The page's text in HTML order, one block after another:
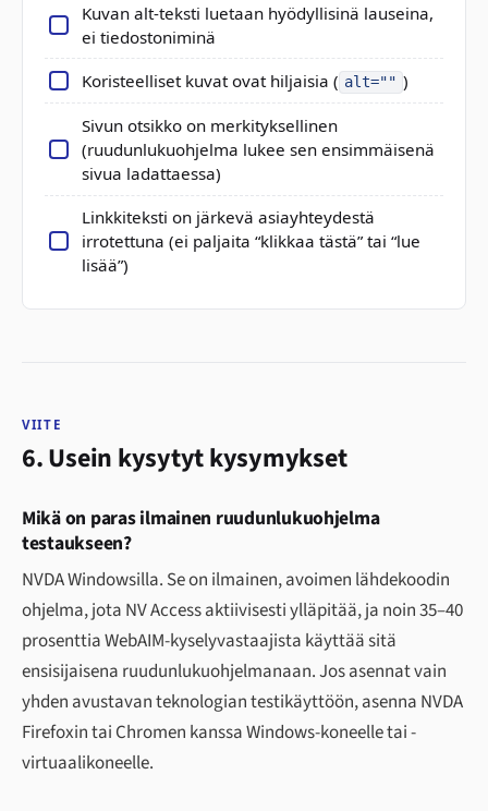
Kuvan alt-teksti luetaan hyödyllisinä lauseina,
ei tiedostoniminä
Koristeelliset kuvat ovat hiljaisia ( alt="" )
Sivun otsikko on merkityksellinen
(ruudunlukuohjelma lukee sen ensimmäisenä
sivua ladattaessa)
Linkkiteksti on järkevä asiayhteydestä
irrotettuna (ei paljaita “klikkaa tästä” tai “lue
lisää”)
VIITE
6. Usein kysytyt kysymykset
Mikä on paras ilmainen ruudunlukuohjelma
testaukseen?
NVDA Windowsilla. Se on ilmainen, avoimen lähdekoodin
ohjelma, jota NV Access aktiivisesti ylläpitää, ja noin 35–40
prosenttia WebAIM-kyselyvastaajista käyttää sitä
ensisijaisena ruudunlukuohjelmanaan. Jos asennat vain
yhden avustavan teknologian testikäyttöön, asenna NVDA
Firefoxin tai Chromen kanssa Windows-koneelle tai -
virtuaalikoneelle.